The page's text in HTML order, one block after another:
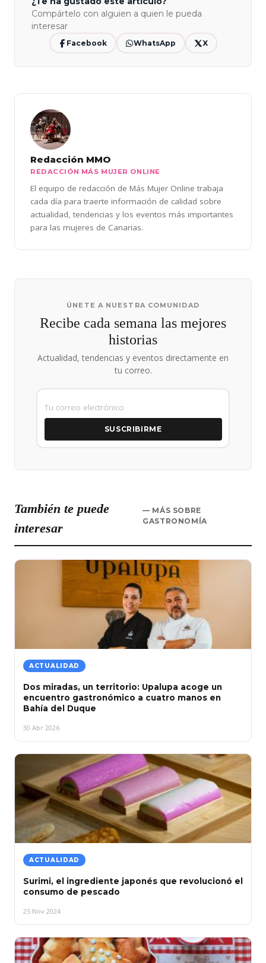
Compártelo con alguien a quien le pueda
interesar
Facebook WhatsApp X
Redacción MMO
REDACCIÓN MÁS MUJER ONLINE
El equipo de redacción de Más Mujer Online trabaja
cada día para traerte información de calidad sobre
actualidad, tendencias y los eventos más importantes
para las mujeres de Canarias.
ÚNETE A NUESTRA COMUNIDAD
Recibe cada semana las mejores
historias
Actualidad, tendencias y eventos directamente en
tu correo.
SUSCRIBIRME
También te puede
interesar
— MÁS SOBRE
GASTRONOMÍA
ACTUALIDAD
Dos miradas, un territorio: Upalupa acoge un
encuentro gastronómico a cuatro manos en
Bahía del Duque
30 Abr 2026
ACTUALIDAD
Surimi, el ingrediente japonés que revolucionó el
consumo de pescado
25 Nov 2024